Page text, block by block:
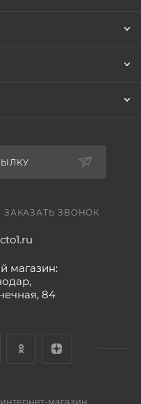
ЗАКАЗАТЬ ЗВОНОК
магазин:
84
магазин